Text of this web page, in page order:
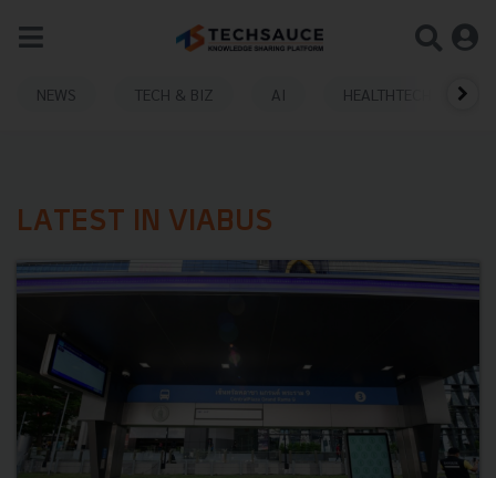
NEWS TECH & BIZ AI HEALTHTECH
LATEST IN VIABUS